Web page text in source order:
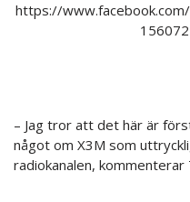
https://
– Jag tror att det här är
något om X3M som
radiokanalen,